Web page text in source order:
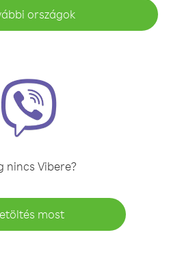
országok
nincs Vibere?
most